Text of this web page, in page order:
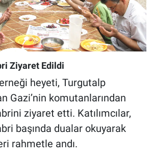
Ziyaret Edildi
heyeti, Turgutalp
Gazi’nin komutanlarından
ziyaret etti. Katılımcılar,
başında dualar okuyarak
rahmetle andı.